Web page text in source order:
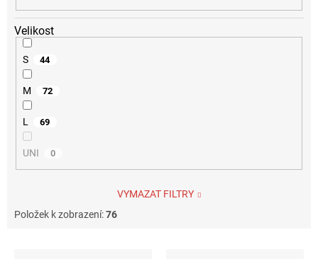
Velikost
S 44
M 72
L 69
UNI 0
VYMAZAT FILTRY
Položek k zobrazení:76